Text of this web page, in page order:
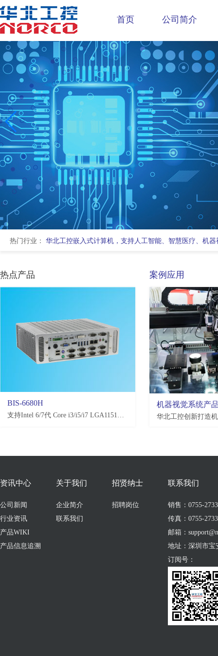
首页 公司简介
热门行业： 华北工控嵌入式计算机，支持人工智能、智慧医疗、机
热点产品
BIS-6680H
支持Intel 6/7代 Core i3/i5/i7 LGA1151处理器，H110/Q170/C236，4*USB3.0, 4*USB2.0，2-10*COM(可选)
EMB-3581
案例应用
机器视觉系统产
资讯中心
公司新闻
行业资讯
产品WIKI
产品信息追溯
关于我们
企业简介
联系我们
招贤纳士
招聘岗位
联系我们
销售：0755-
传真：0755-
邮箱：
地址：深圳市宝
订阅号：